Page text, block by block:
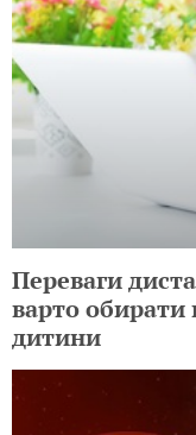
Переваги
варто
дитини